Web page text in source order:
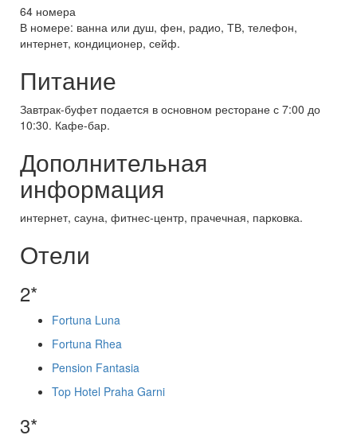
64 номера
В номере: ванна или душ, фен, радио, ТВ, телефон,
интернет, кондиционер, сейф.
Питание
Завтрак-буфет подается в основном ресторане с 7:00 до
10:30. Кафе-бар.
Дополнительная
информация
интернет, сауна, фитнес-центр, прачечная, парковка.
Отели
2*
Fortuna Luna
Fortuna Rhea
Pension Fantasia
Top Hotel Praha Garni
3*